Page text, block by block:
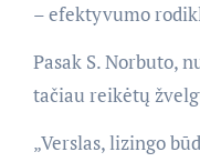
– efektyvumo
Pasak S. Norbuto,
tačiau reikėtų
„Verslas, lizingo